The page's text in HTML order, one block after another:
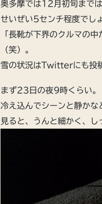
奥多摩では12月初旬まで
せいぜい5センチ程度でし
「長靴が下界のクルマの
（笑）。
雪の状況はTwitterにも投
まず23日の夜9時くらい。
冷え込んでシーンと静かな
見ると、うんと細かく、し